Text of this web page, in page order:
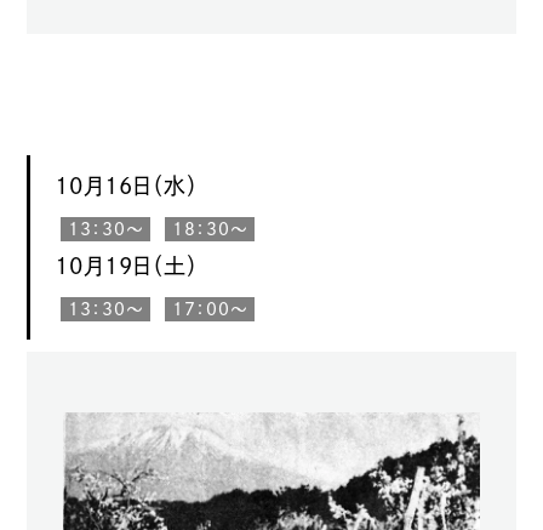
10月16日（水）
13：30〜 18：30〜
10月19日（土）
13：30〜 17：00〜